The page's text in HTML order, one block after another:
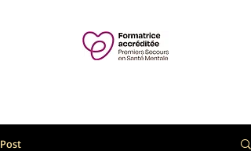
Post